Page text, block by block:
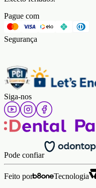
Pague com
Segurança
Siga-nos
Pode confiar
Feito por
Tecnologia